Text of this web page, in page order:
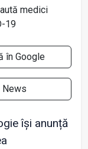
în Google
News
își anunță